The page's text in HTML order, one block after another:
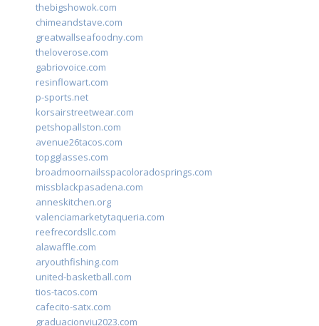
thebigshowok.com
chimeandstave.com
greatwallseafoodny.com
theloverose.com
gabriovoice.com
resinflowart.com
p-sports.net
korsairstreetwear.com
petshopallston.com
avenue26tacos.com
topgglasses.com
broadmoornailsspacoloradosprings.com
missblackpasadena.com
anneskitchen.org
valenciamarketytaqueria.com
reefrecordsllc.com
alawaffle.com
aryouthfishing.com
united-basketball.com
tios-tacos.com
cafecito-satx.com
graduacionviu2023.com